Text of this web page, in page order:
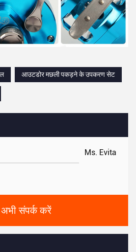
Ms. Evita
अभी संपर्क करें
आउटडोर मछली पकड़ने के उपकरण सेट